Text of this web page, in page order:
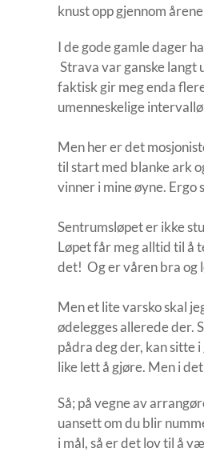
knust opp gjennom
I de gode gamle dager
Strava var ganske langt
faktisk gir meg enda
umenneskelige
Men her er det
til start med blanke ark
vinner i mine øyne. Ergo
Sentrumsløpet er ikke
Løpet får meg alltid til å
det! Og er våren bra og
Men et lite varsko skal
ødelegges allerede der.
pådra deg der, kan sitte
like lett å gjøre. Men i
Så; på vegne av
uansett om du blir
i mål, så er det lov til å